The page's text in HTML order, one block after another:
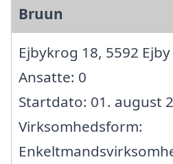
Bruun
Ejbykrog 18, 5592 Ejby
Ansatte: 0
Startdato: 01. august
Virksomhedsform: